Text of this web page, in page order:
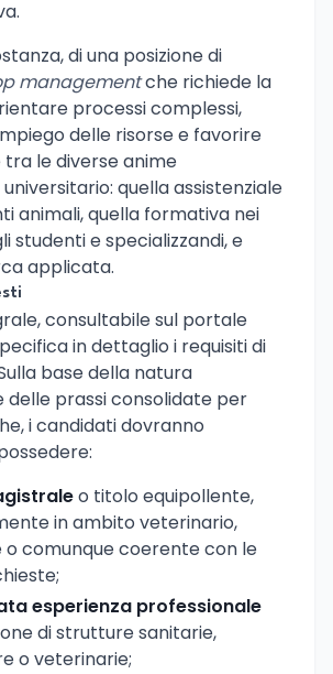
di una posizione di
managementche richiede la
processi complessi,
delle risorse e favorire
le diverse anime
quella assistenziale
animali, quella formativa nei
studenti e specializzandi, e
applicata.
consultabile sul portale
in dettaglio i requisiti di
base della natura
delle prassi consolidate per
i candidati dovranno
o titolo equipollente,
in ambito veterinario,
o comunque coerente con le
esperienza professionale
di strutture sanitarie,
o veterinarie;